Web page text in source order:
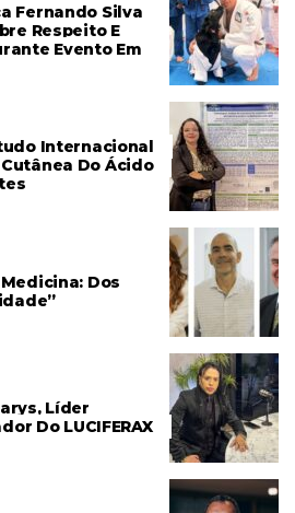
Fernando Silva
Respeito E
Evento Em
Internacional
Do Ácido
Dos
Líder
Do LUCIFERAX